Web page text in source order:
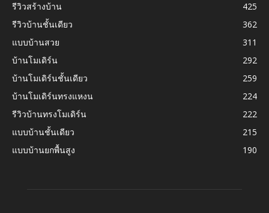
รีวิวสร้างบ้าน
425
รีวิวบ้านชั้นเดียว
362
แบบบ้านสวย
311
บ้านโมเดิร์น
292
บ้านโมเดิร์นชั้นเดียว
259
บ้านโมเดิร์นทรงแหงน
224
รีวิวบ้านทรงโมเดิร์น
222
แบบบ้านชั้นเดียว
215
แบบบ้านยกพื้นสูง
190